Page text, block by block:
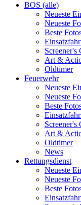
BOS (alle)
Neueste
Neueste
Beste
Screener's
Art &
Oldtimer
Feuerwehr
Neueste
Neueste
Beste
Screener's
Art &
Oldtimer
News
Rettungsdienst
Neueste
Neueste
Beste